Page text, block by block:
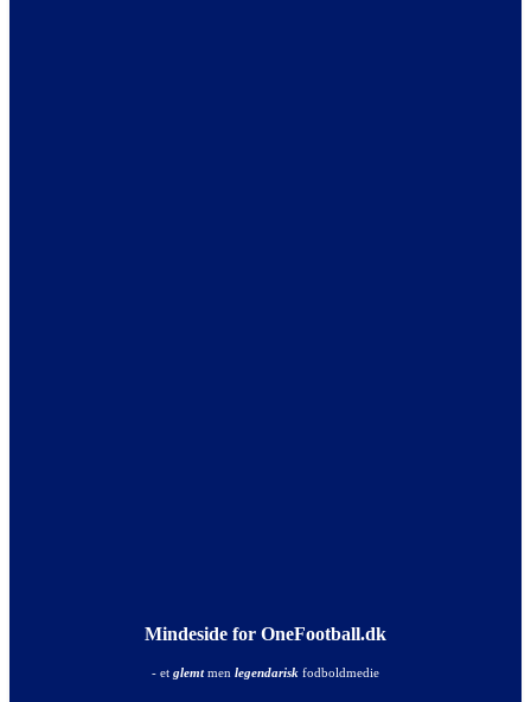
Mindeside for OneFootball.dk
- et glemtmen legendarisk fodboldmedie